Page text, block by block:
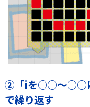
②「iを○○～○○に
で繰り返す